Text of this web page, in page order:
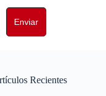
Enviar
Recientes